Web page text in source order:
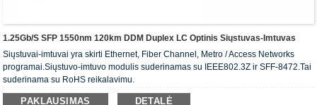
1.25Gb/s SFP 1550nm 120km DDM Duplex LC Optinis Siųstuvas-Imtuvas
Siųstuvai-imtuvai yra skirti Ethernet, Fiber Channel, Metro / Access Networks
programai.Siųstuvo-imtuvo modulis suderinamas su IEEE802.3Z ir SFF-8472.Tai
suderinama su RoHS reikalavimu.
PAKLAUSIMAS DETALĖ